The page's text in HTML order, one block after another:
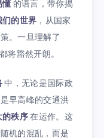
懂 的语言，带你揭
的世界 ，从国家
。一旦理解了
将豁然开朗。
中，无论是国际政
早高峰的交通洪
的秩序在运作。这
机的混乱，而是